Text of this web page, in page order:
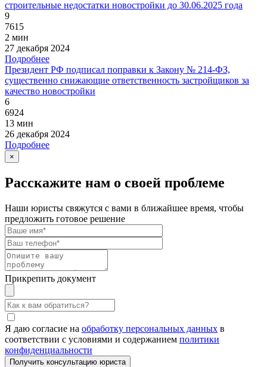
строительные недостатки новостройки до 30.06.2025 года
9
7615
2 мин
27 декабря 2024
Подробнее
Президент РФ подписал поправки к Закону № 214-ФЗ,
существенно снижающие ответственность застройщиков за
качество новостройки
6
6924
13 мин
26 декабря 2024
Подробнее
×
Расскажите нам о своей проблеме
Наши юристы свяжутся с вами в ближайшее время, чтобы
предложить готовое решение
Прикрепить документ
Я даю согласие на обработку персональных данных в
соответствии с условиями и содержанием политики
конфиденциальности